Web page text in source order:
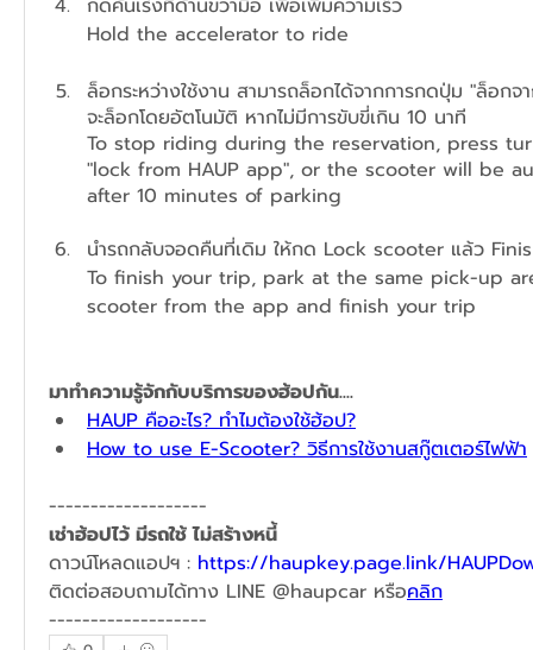
Hold the accelerator to ride
ล็อกระหว่างใช้งาน สามารถล็อกได้จากการกดปุ่ม "ล็อก
จะล็อกโดยอัตโนมัติ หากไม่มีการขับขี่เกิน 10 นาที
To stop riding during the reservation, press
"lock from HAUP app", or the scooter will be
after 10 minutes of parking
นำรถกลับจอดคืนที่เดิม ให้กด Lock scooter แล้ว
To finish your trip, park at the same pick-up
scooter from the app and finish your trip
มาทำความรู้จักกับบริการของฮ้อปกัน....
HAUP คืออะไร? ทำไมต้องใช้ฮ้อป?
How to use E-Scooter? วิธีการใช้งานสกู๊ตเตอร์ไฟฟ้า
-------------------
เช่าฮ้อปไว้ มีรถใช้ ไม่สร้างหนี้
ดาวน์โหลดแอปฯ : https://haupkey.page.link/
ติดต่อสอบถามได้ทาง LINE @haupcar หรือคลิก
-------------------